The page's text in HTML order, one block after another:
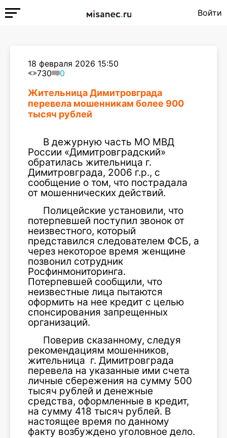
Войти
18 февраля 2026 15:50
730
0
Жительница Димитровграда
перевела мошенникам более 900
тысяч рублей
В дежурную часть МО МВД
России «Димитровградский»
обратилась жительница г.
Димитровграда, 2006 г.р., с
сообщение о том, что пострадала
от мошеннических действий.
Полицейские установили, что
потерпевшей поступил звонок от
неизвестного, который
представился следователем ФСБ, а
через некоторое время женщине
позвонил сотрудник
Росфинмониторинга.
Потерпевшей сообщили, что
неизвестные лица пытаются
оформить на нее кредит с целью
спонсирования запрещенных
организаций.
Поверив сказанному, следуя
рекомендациям мошенников,
жительница г. Димитровграда
перевела на указанные ими счета
личные сбережения на сумму 500
тысяч рублей и денежные
средства, оформленные в кредит,
на сумму 418 тысяч рублей. В
настоящее время по данному
факту возбуждено уголовное дело.